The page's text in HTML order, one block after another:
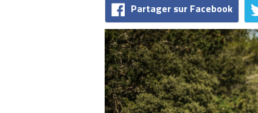
Partager sur Facebook